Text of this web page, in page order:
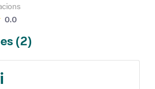
0.0La mitjana de les valoracions és de 0
(2)